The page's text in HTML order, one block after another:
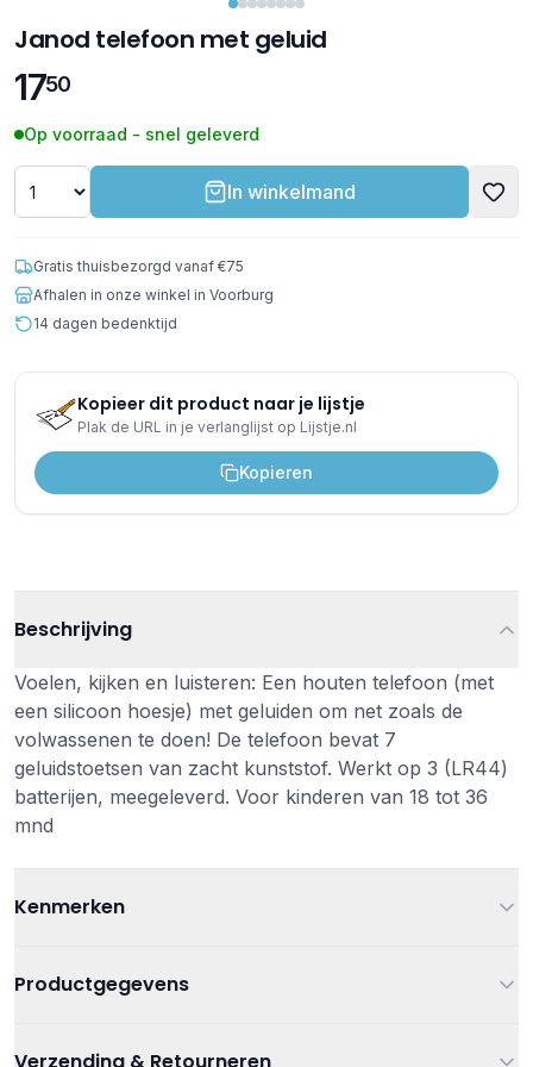
Janod telefoon met geluid
1750
Op voorraad - snel geleverd
In winkelmand
Gratis thuisbezorgd vanaf €75
Afhalen in onze winkel in Voorburg
14 dagen bedenktijd
Kopieer dit product naar je lijstje
Plak de URL in je verlanglijst op Lijstje.nl
Kopieren
Beschrijving
Voelen, kijken en luisteren: Een houten telefoon (met
een silicoon hoesje) met geluiden om net zoals de
volwassenen te doen! De telefoon bevat 7
geluidstoetsen van zacht kunststof. Werkt op 3 (LR44)
batterijen, meegeleverd. Voor kinderen van 18 tot 36
mnd
Kenmerken
Productgegevens
Artikelnummer